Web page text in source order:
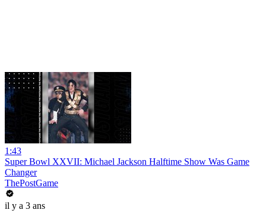
1:43
Super Bowl XXVII: Michael Jackson Halftime Show Was Game
Changer
ThePostGame
il y a 3 ans